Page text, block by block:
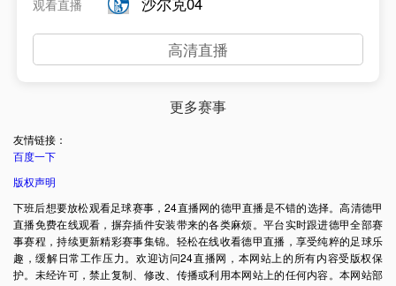
观看直播
高清直播
更多赛事
友情链接：
百度一下
版权声明
下班后想要放松观看足球赛事，24直播网的德甲直播是不错的选择。高清德甲
直播免费在线观看，摒弃插件安装带来的各类麻烦。平台实时跟进德甲全部赛
事赛程，持续更新精彩赛事集锦。轻松在线收看德甲直播，享受纯粹的足球乐
趣，缓解日常工作压力。欢迎访问24直播网，本网站上的所有内容受版权保
护。未经许可，禁止复制、修改、传播或利用本网站上的任何内容。本网站部